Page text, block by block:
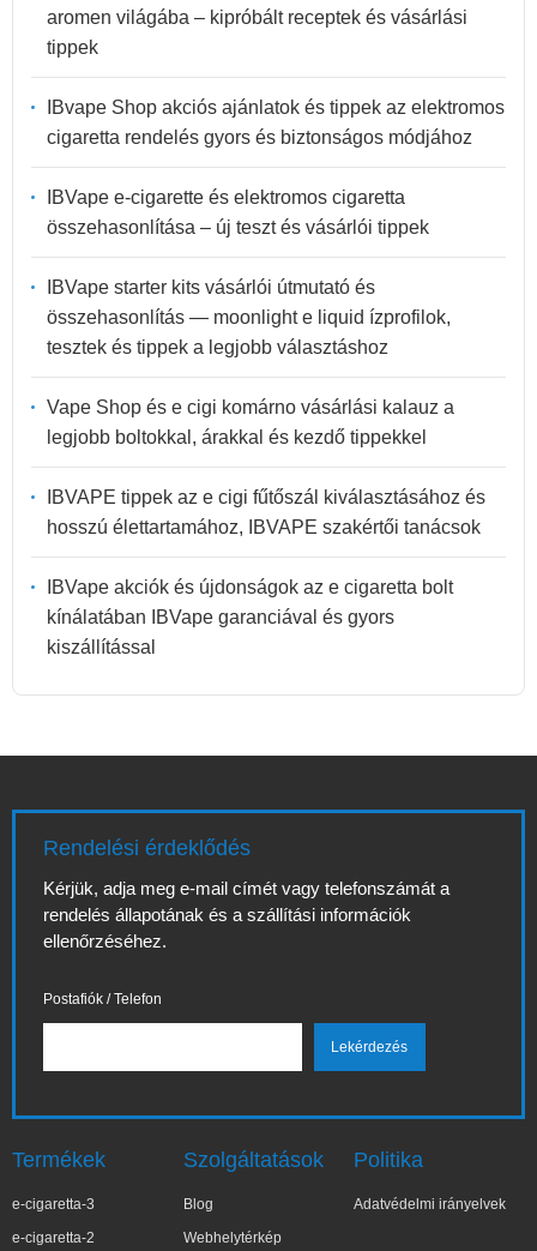
aromen világába – kipróbált receptek és vásárlási
tippek
IBvape Shop akciós ajánlatok és tippek az elektromos
cigaretta rendelés gyors és biztonságos módjához
IBVape e-cigarette és elektromos cigaretta
összehasonlítása – új teszt és vásárlói tippek
IBVape starter kits vásárlói útmutató és
összehasonlítás — moonlight e liquid ízprofilok,
tesztek és tippek a legjobb választáshoz
Vape Shop és e cigi komárno vásárlási kalauz a
legjobb boltokkal, árakkal és kezdő tippekkel
IBVAPE tippek az e cigi fűtőszál kiválasztásához és
hosszú élettartamához, IBVAPE szakértői tanácsok
IBVape akciók és újdonságok az e cigaretta bolt
kínálatában IBVape garanciával és gyors
kiszállítással
Rendelési érdeklődés
Kérjük, adja meg e-mail címét vagy telefonszámát a
rendelés állapotának és a szállítási információk
ellenőrzéséhez.
Postafiók / Telefon
Termékek
e-cigaretta-3
e-cigaretta-2
Szolgáltatások
Blog
Webhelytérkép
Politika
Adatvédelmi irányelvek